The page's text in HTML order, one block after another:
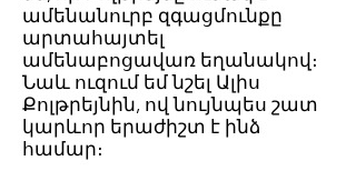
ամենանուրբ զգացմունքը
արտահայտել
ամենաբոցավառ եղանակով։
Նաև ուզում եմ նշել Ալիս
Քոլթրեյնին, ով նույնպես շատ
կարևոր երաժիշտ է ինձ
համար։